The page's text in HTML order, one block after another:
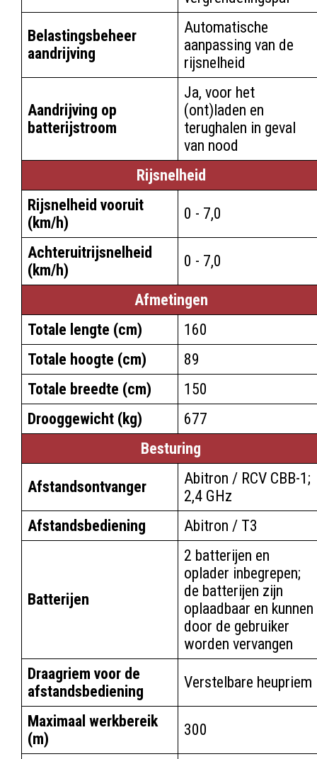
Belastingsbeheer
aandrijving
Automatische
aanpassing van de
rijsnelheid
Aandrijving op
batterijstroom
Ja, voor het
(ont)laden en
terughalen in geval
van nood
Rijsnelheid
Rijsnelheid vooruit
(km/h)
0 - 7,0
Achteruitrijsnelheid
(km/h)
0 - 7,0
Afmetingen
Totale lengte (cm)
160
Totale hoogte (cm)
89
Totale breedte (cm)
150
Drooggewicht (kg)
677
Besturing
Afstandsontvanger
Abitron / RCV CBB-1;
2,4 GHz
Afstandsbediening
Abitron / T3
Batterijen
2 batterijen en
oplader inbegrepen;
de batterijen zijn
oplaadbaar en kunnen
door de gebruiker
worden vervangen
Draagriem voor de
afstandsbediening
Verstelbare heupriem
Maximaal werkbereik
(m)
300